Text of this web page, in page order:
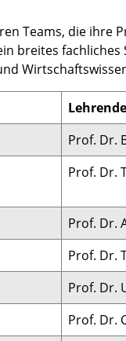
Teams, die ihre
fachliches
Lehrende
Prof. Dr.
Prof. Dr.
Prof. Dr.
Prof. Dr.
Prof. Dr.
Prof. Dr.